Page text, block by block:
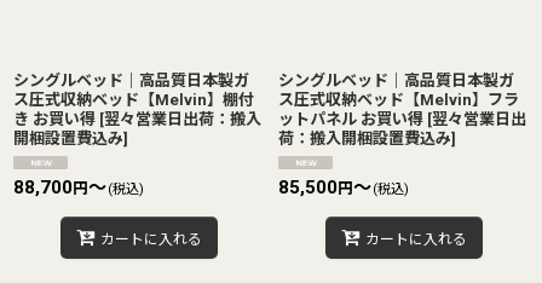
シングルベッド｜高品質日本製ガ
ス圧式収納ベッド【Melvin】棚付
き お買い得 [翌々営業日出荷：搬入
開梱設置費込み]
88,700円～(税込)
カートに入れる
シングルベッド｜高品質日本製ガ
ス圧式収納ベッド【Melvin】フラ
ットパネル お買い得 [翌々営業日出
荷：搬入開梱設置費込み]
85,500円～(税込)
カートに入れる